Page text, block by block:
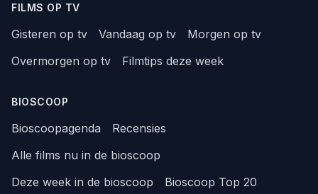
FILMS OP TV
Gisteren op tv Vandaag op tv
Morgen op tv
Overmorgen op tv
Filmtips deze week
BIOSCOOP
Bioscoopagenda
Recensies
Alle films nu in de bioscoop
Deze week in de bioscoop
Bioscoop Top 20